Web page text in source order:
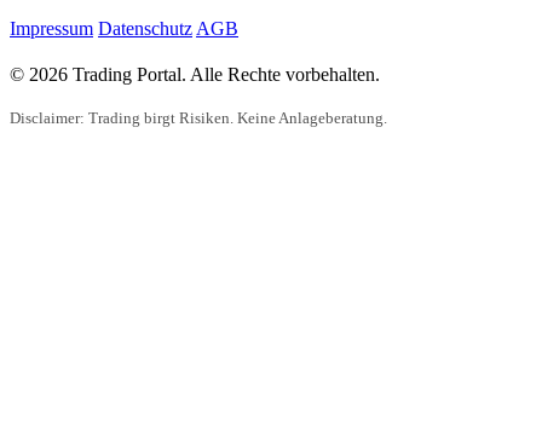
Impressum Datenschutz AGB
© 2026 Trading Portal. Alle Rechte vorbehalten.
Disclaimer: Trading birgt Risiken. Keine Anlageberatung.